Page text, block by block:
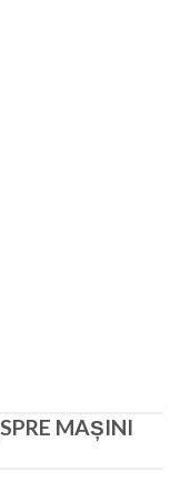
MAȘINI